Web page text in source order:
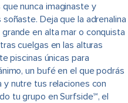
nunca imaginaste y
Deja que la adrenalina
en alta mar o conquista
cuelgas en las alturas
piscinas únicas para
un bufé en el que podrás
nutre tus relaciones con
tu grupo en Surfside℠, el